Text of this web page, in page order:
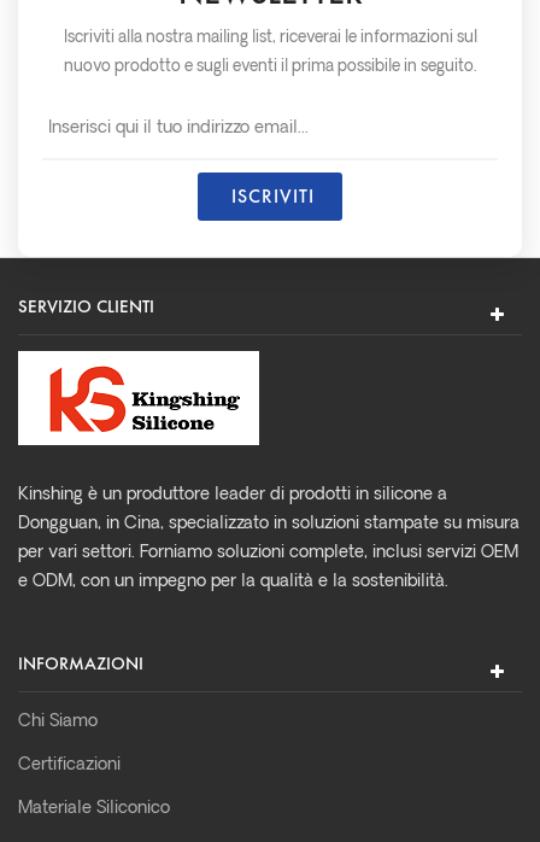
Iscriviti alla nostra mailing list, riceverai le informazioni sul
nuovo prodotto e sugli eventi il prima possibile in seguito.
SERVIZIO CLIENTI
Kinshing è un produttore leader di prodotti in silicone a
Dongguan, in Cina, specializzato in soluzioni stampate su misura
per vari settori. Forniamo soluzioni complete, inclusi servizi OEM
e ODM, con un impegno per la qualità e la sostenibilità.
INFORMAZIONI
Chi Siamo
Certificazioni
Materiale Siliconico